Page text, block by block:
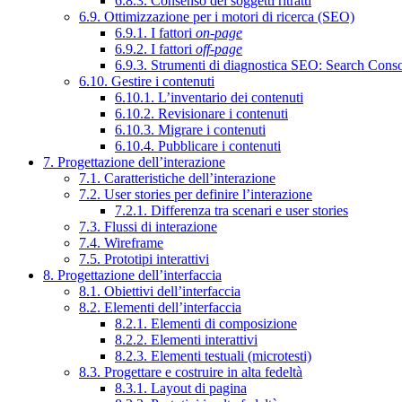
6.9. Ottimizzazione per i motori di ricerca (SEO)
6.9.1. I fattori on-page
6.9.2. I fattori off-page
6.9.3. Strumenti di diagnostica SEO: Search
6.10. Gestire i contenuti
6.10.1. L’inventario dei contenuti
6.10.2. Revisionare i contenuti
6.10.3. Migrare i contenuti
6.10.4. Pubblicare i contenuti
7. Progettazione dell’interazione
7.1. Caratteristiche dell’interazione
7.2. User stories per definire l’interazione
7.2.1. Differenza tra scenari e user stories
7.3. Flussi di interazione
7.4. Wireframe
7.5. Prototipi interattivi
8. Progettazione dell’interfaccia
8.1. Obiettivi dell’interfaccia
8.2. Elementi dell’interfaccia
8.2.1. Elementi di composizione
8.2.2. Elementi interattivi
8.2.3. Elementi testuali (microtesti)
8.3. Progettare e costruire in alta fedeltà
8.3.1. Layout di pagina